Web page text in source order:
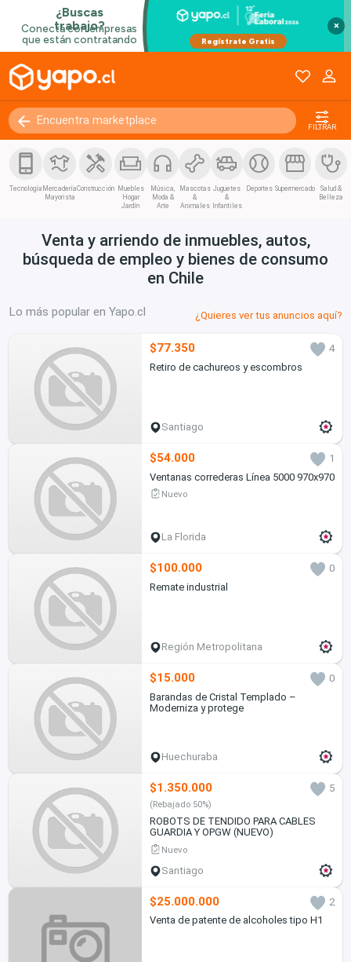
×
FILTRAR
Tecnología Mercadería
Mayorista
Construcción Muebles
Hogar
Jardín
Música,
Moda &
Arte
Mascotas
&
Animales
Juguetes
&
Infantiles
Deportes Supermercado
Salud &
Belleza
Venta y arriendo de inmuebles, autos,
búsqueda de empleo y bienes de consumo
en Chile
Lo más popular en Yapo.cl ¿Quieres ver tus anuncios aquí?
$77.350
4
Retiro de cachureos y escombros
Santiago
$54.000
1
Ventanas correderas Línea 5000 970x970
Nuevo
La Florida
$100.000
0
Remate industrial
Región Metropolitana
$15.000
0
Barandas de Cristal Templado –
Moderniza y protege
Huechuraba
$1.350.000 5
(Rebajado 50%)
ROBOTS DE TENDIDO PARA CABLES
GUARDIA Y OPGW (NUEVO)
Nuevo
Santiago
$25.000.000
2
Venta de patente de alcoholes tipo H1